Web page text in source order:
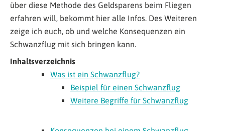
über diese Methode des Geldsparens beim Fliegen
erfahren will, bekommt hier alle Infos. Des Weiteren
zeige ich euch, ob und welche Konsequenzen ein
Schwanzflug mit sich bringen kann.
Inhaltsverzeichnis
Was ist ein Schwanzflug?
Beispiel für einen Schwanzflug
Weitere Begriffe für Schwanzflug